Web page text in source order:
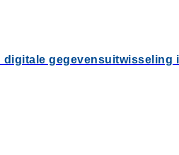
digitale gegevensuitwisseling